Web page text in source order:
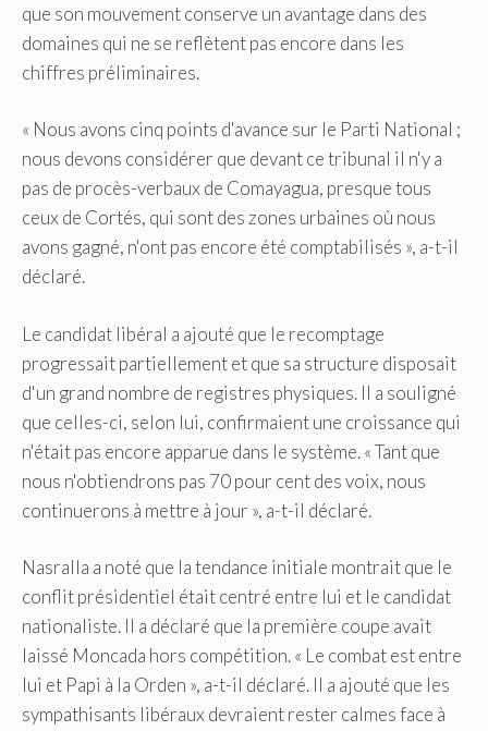
que son mouvement conserve un avantage dans des
domaines qui ne se reflètent pas encore dans les
chiffres préliminaires.
« Nous avons cinq points d'avance sur le Parti National ;
nous devons considérer que devant ce tribunal il n'y a
pas de procès-verbaux de Comayagua, presque tous
ceux de Cortés, qui sont des zones urbaines où nous
avons gagné, n'ont pas encore été comptabilisés », a-t-il
déclaré.
Le candidat libéral a ajouté que le recomptage
progressait partiellement et que sa structure disposait
d'un grand nombre de registres physiques. Il a souligné
que celles-ci, selon lui, confirmaient une croissance qui
n'était pas encore apparue dans le système. « Tant que
nous n'obtiendrons pas 70 pour cent des voix, nous
continuerons à mettre à jour », a-t-il déclaré.
Nasralla a noté que la tendance initiale montrait que le
conflit présidentiel était centré entre lui et le candidat
nationaliste. Il a déclaré que la première coupe avait
laissé Moncada hors compétition. « Le combat est entre
lui et Papi à la Orden », a-t-il déclaré. Il a ajouté que les
sympathisants libéraux devraient rester calmes face à